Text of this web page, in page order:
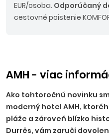
EUR/osoba. Odporúčaný
cestovné poistenie
AMH - viac
Ako tohtoročnú novinku
moderný hotel AMH,
pláže a zároveň blízko
Durrës, vám zaručí